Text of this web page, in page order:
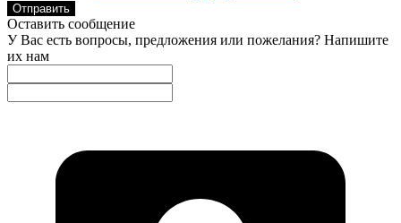
Отправить
Оставить сообщение
У Вас есть вопросы, предложения или пожелания? Напишите
их нам